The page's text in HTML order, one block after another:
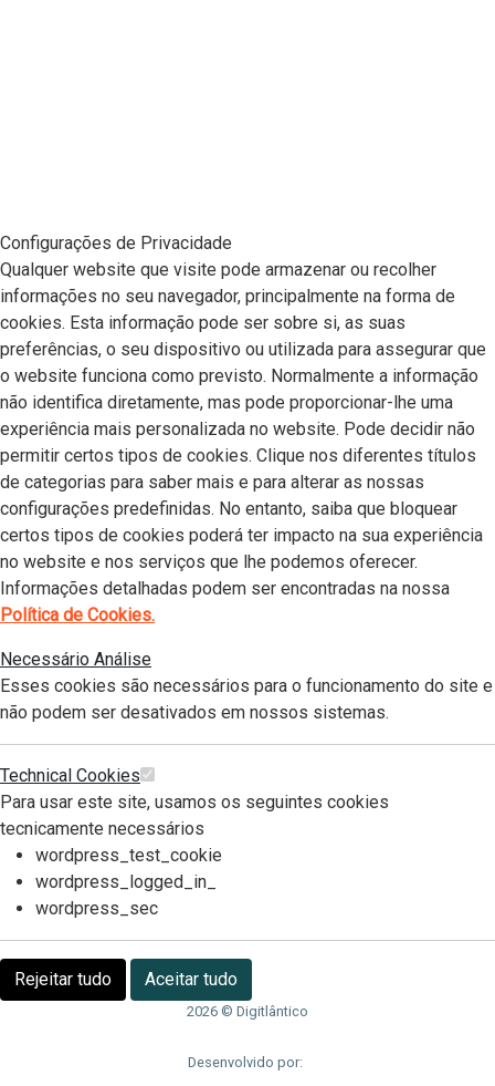
Configurações de Privacidade
Qualquer website que visite pode armazenar ou recolher
informações no seu navegador, principalmente na forma de
cookies. Esta informação pode ser sobre si, as suas
preferências, o seu dispositivo ou utilizada para assegurar que
o website funciona como previsto. Normalmente a informação
não identifica diretamente, mas pode proporcionar-lhe uma
experiência mais personalizada no website. Pode decidir não
permitir certos tipos de cookies. Clique nos diferentes títulos
de categorias para saber mais e para alterar as nossas
configurações predefinidas. No entanto, saiba que bloquear
certos tipos de cookies poderá ter impacto na sua experiência
no website e nos serviços que lhe podemos oferecer.
Informações detalhadas podem ser encontradas na nossa
Política de Cookies.
Necessário Análise
Esses cookies são necessários para o funcionamento do site e
não podem ser desativados em nossos sistemas.
Technical Cookies
Para usar este site, usamos os seguintes cookies
tecnicamente necessários
wordpress_test_cookie
wordpress_logged_in_
wordpress_sec
Rejeitar tudo Aceitar tudo
2026 © Digitlântico
Desenvolvido por: